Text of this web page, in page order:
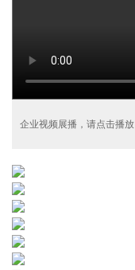
企业视频展播，请点击播放